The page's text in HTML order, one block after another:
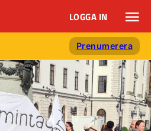
LOGGA IN
Prenumerera